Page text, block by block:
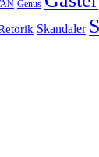
Genus
Skandaler